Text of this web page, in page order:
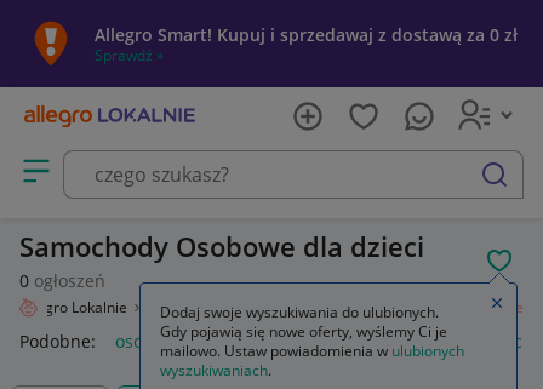
Allegro Smart! Kupuj i sprzedawaj z dostawą za 0 zł
Sprawdź »
Otwórz menu z kategoriami
szukaj
Samochody Osobowe dla dzieci
0 ogłoszeń
Allegro Lokalnie Dziecko Zabawki Samochody i pojazdy Osobowe
Podobne: osobowe samochody osobowe używane
Dodaj swoje wyszukiwania do ulubionych.
Gdy pojawią się nowe oferty, wyślemy Ci je
mailowo. Ustaw powiadomienia w ulubionych
wyszukiwaniach.